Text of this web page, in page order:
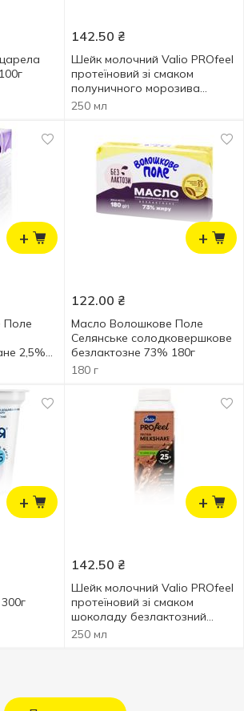
142.50 ₴
Шейк молочний Valio PROfeel
протеїновий зі смаком
полуничного морозива
безлактозний 250мл
250 мл
+
Поле
2,5%
+
122.00 ₴
Масло Волошкове Поле
Селянське солодковершкове
безлактозне 73% 180г
180 г
+ +
142.50 ₴
Шейк молочний Valio PROfeel
протеїновий зі смаком
шоколаду безлактозний
250мл
250 мл